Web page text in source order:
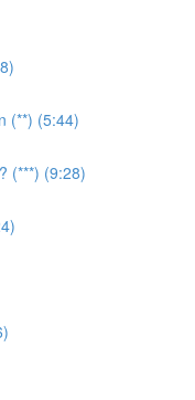
(**) (5:44)
(***) (9:28)